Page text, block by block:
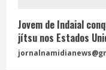
Jovem de Indaial
jítsu nos Estados